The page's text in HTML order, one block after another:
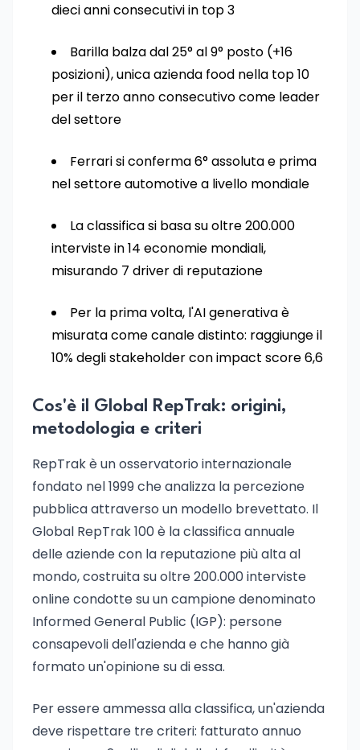
dieci anni consecutivi in top 3
Barilla balza dal 25° al 9° posto (+16
posizioni), unica azienda food nella top 10
per il terzo anno consecutivo come leader
del settore
Ferrari si conferma 6° assoluta e prima
nel settore automotive a livello mondiale
La classifica si basa su oltre 200.000
interviste in 14 economie mondiali,
misurando 7 driver di reputazione
Per la prima volta, l'AI generativa è
misurata come canale distinto: raggiunge il
10% degli stakeholder con impact score 6,6
Cos'è il Global RepTrak: origini,
metodologia e criteri
RepTrak è un osservatorio internazionale
fondato nel 1999 che analizza la percezione
pubblica attraverso un modello brevettato. Il
Global RepTrak 100 è la classifica annuale
delle aziende con la reputazione più alta al
mondo, costruita su oltre 200.000 interviste
online condotte su un campione denominato
Informed General Public (IGP): persone
consapevoli dell'azienda e che hanno già
formato un'opinione su di essa.
Per essere ammessa alla classifica, un'azienda
deve rispettare tre criteri: fatturato annuo